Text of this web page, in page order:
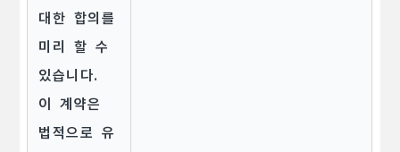
대한 합의를
미리 할 수
있습니다.
이 계약은
법적으로 유